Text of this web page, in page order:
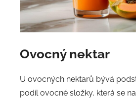
Ovocný nektar
U ovocných nektarů bývá
podíl ovocné složky, která se